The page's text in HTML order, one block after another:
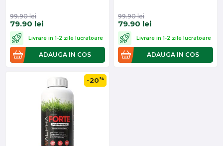
79.90 lei
99.90 lei
Livrare in 1-2 zile lucratoare
ADAUGA IN COS
79.90 lei
99.90 lei
Livrare in 1-2 zile lucratoare
ADAUGA IN COS
-20%